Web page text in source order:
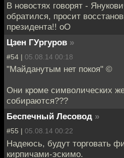
В новостях говорят -
обратился, просит
президента!! оО
Цзен ГУргуров »
#54 | 05.08.14 00:18
"Майданутым нет покоя" ©
Они кроме символических
собираются???
Беспечный Лесовод »
#55 | 05.08.14 00:22
Надеюсь, будут торговать
кирпичами-эскимо.